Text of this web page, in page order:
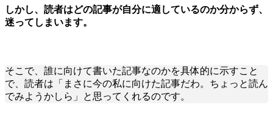
しかし、読者はどの記事が自分に適しているのか分からず、
迷ってしまいます。
そこで、誰に向けて書いた記事なのかを具体的に示すこと
で、読者は「まさに今の私に向けた記事だわ。ちょっと読ん
でみようかしら」と思ってくれるのです。